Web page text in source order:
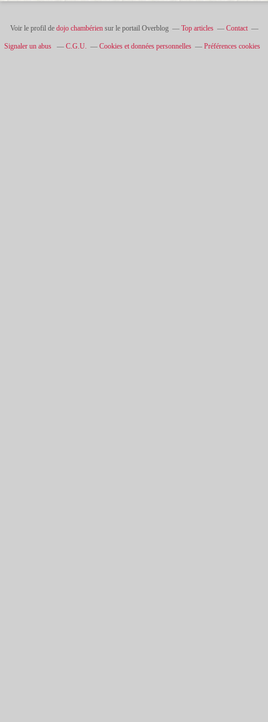
Voir le profil de dojo chambériensur le portail Overblog Top articles Contact
Signaler un abus C.G.U. Cookies et données personnelles Préférences cookies